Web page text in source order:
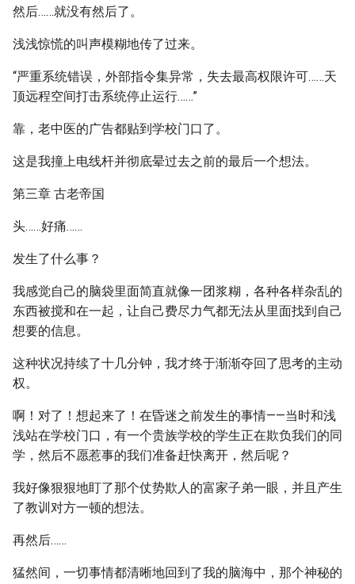
然后……就没有然后了。
浅浅惊慌的叫声模糊地传了过来。
“严重系统错误，外部指令集异常，失去最高权限许可……天
顶远程空间打击系统停止运行……”
靠，老中医的广告都贴到学校门口了。
这是我撞上电线杆并彻底晕过去之前的最后一个想法。
第三章 古老帝国
头……好痛……
发生了什么事？
我感觉自己的脑袋里面简直就像一团浆糊，各种各样杂乱的
东西被搅和在一起，让自己费尽力气都无法从里面找到自己
想要的信息。
这种状况持续了十几分钟，我才终于渐渐夺回了思考的主动
权。
啊！对了！想起来了！在昏迷之前发生的事情——当时和浅
浅站在学校门口，有一个贵族学校的学生正在欺负我们的同
学，然后不愿惹事的我们准备赶快离开，然后呢？
我好像狠狠地盯了那个仗势欺人的富家子弟一眼，并且产生
了教训对方一顿的想法。
再然后……
猛然间，一切事情都清晰地回到了我的脑海中，那个神秘的